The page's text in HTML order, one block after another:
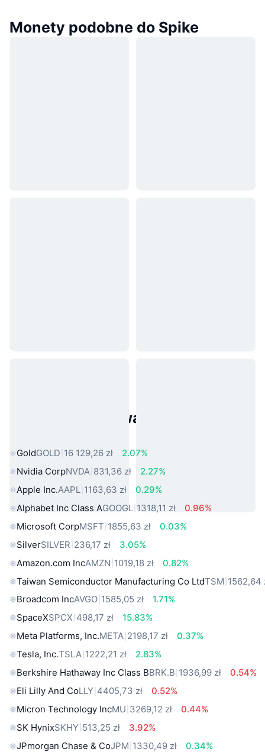
Monety podobne do Spike
Popularne aktywa ze świata
GoldGOLD 16 129,26 zł
2.07%
Nvidia CorpNVDA 831,36 zł
2.27%
Apple Inc.AAPL 1163,63 zł
0.29%
Alphabet Inc Class AGOOGL 1318,11 zł
0.96%
Microsoft CorpMSFT 1855,63 zł
0.03%
SilverSILVER 236,17 zł
3.05%
Amazon.com IncAMZN 1019,18 zł
0.82%
Taiwan Semiconductor Manufacturing Co LtdTSM 1562,64
Broadcom IncAVGO 1585,05 zł
1.71%
SpaceXSPCX 498,17 zł
15.83%
Meta Platforms, Inc.META 2198,17 zł
0.37%
Tesla, Inc.TSLA 1222,21 zł
2.83%
Berkshire Hathaway Inc Class BBRK.B 1936,99 zł
0.54%
Eli Lilly And CoLLY 4405,73 zł
0.52%
Micron Technology IncMU 3269,12 zł
0.44%
SK HynixSKHY 513,25 zł
3.92%
JPmorgan Chase & CoJPM 1330,49 zł
0.34%